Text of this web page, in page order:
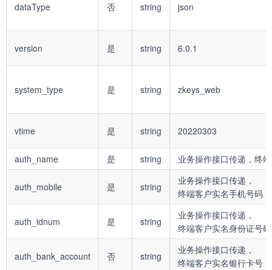
dataType 否 string json
version 是 string 6.0.1
system_type 是 string zkeys_web
vtime 是 string 20220303
auth_name 是 string 业务操作接口传递，终
auth_mobile 是 string
业务操作接口传递，
终端客户实名手机号码
auth_idnum 是 string
业务操作接口传递，
终端客户实名身份证号码
auth_bank_account 否 string
业务操作接口传递，
终端客户实名银行卡号